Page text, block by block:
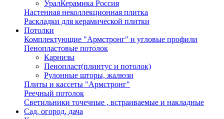
УралКерамика Россия
Настенная неколлекционная плитка
Раскладки для керамической плитки
Потолки
Комплектующие "Армстронг" и угловые профили
Пенопластовые потолок
Карнизы
Пенопласт(плинтус и потолок)
Рулонные шторы, жалюзи
Плиты и кассеты "Армстронг"
Реечный потолок
Светильники точечные , встраиваемые и накладные
Сад, огород, дача